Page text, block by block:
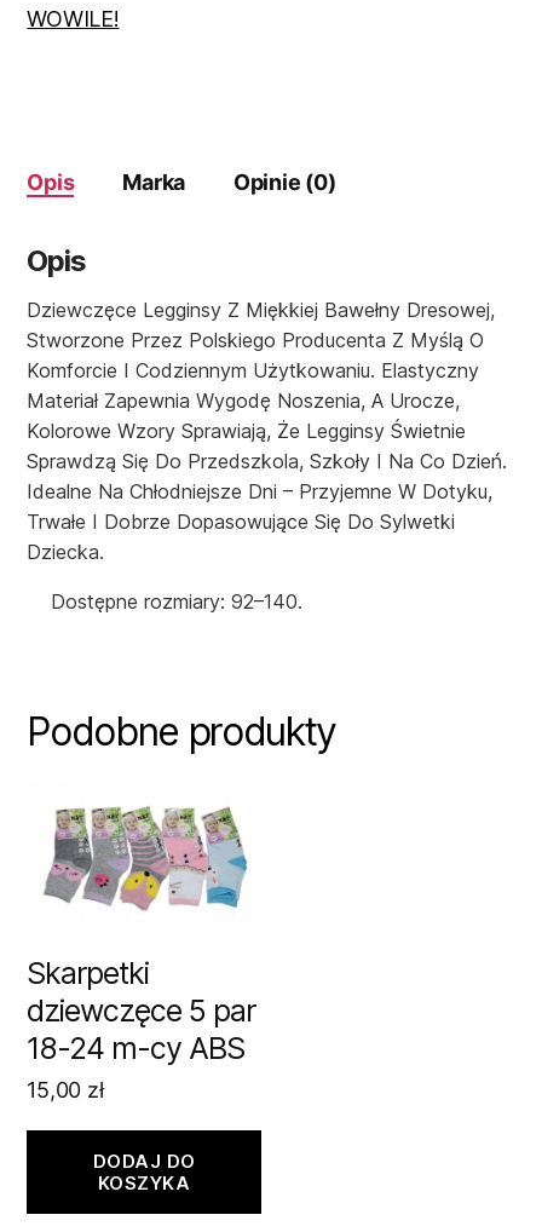
WOWILE!
Opis Marka Opinie (0)
Opis
Dziewczęce Legginsy Z Miękkiej Bawełny Dresowej,
Stworzone Przez Polskiego Producenta Z Myślą O
Komforcie I Codziennym Użytkowaniu. Elastyczny
Materiał Zapewnia Wygodę Noszenia, A Urocze,
Kolorowe Wzory Sprawiają, Że Legginsy Świetnie
Sprawdzą Się Do Przedszkola, Szkoły I Na Co Dzień.
Idealne Na Chłodniejsze Dni – Przyjemne W Dotyku,
Trwałe I Dobrze Dopasowujące Się Do Sylwetki
Dziecka.
Dostępne rozmiary: 92–140.
Podobne produkty
Skarpetki
dziewczęce 5 par
18-24 m-cy ABS
15,00 zł
DODAJ DO
KOSZYKA